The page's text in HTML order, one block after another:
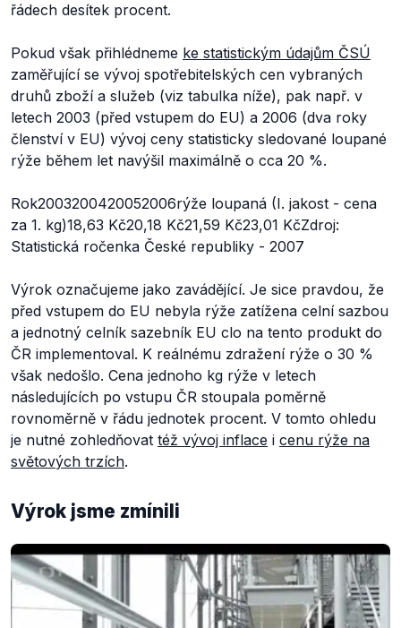
řádech desítek procent.
Pokud však přihlédneme ke statistickým údajům ČSÚ
zaměřující se vývoj spotřebitelských cen vybraných
druhů zboží a služeb (viz tabulka níže), pak např. v
letech 2003 (před vstupem do EU) a 2006 (dva roky
členství v EU) vývoj ceny statisticky sledované loupané
rýže během let navýšil maximálně o cca 20 %.
Rok2003200420052006rýže loupaná (I. jakost - cena
za 1. kg)18,63 Kč20,18 Kč21,59 Kč23,01 KčZdroj:
Statistická ročenka České republiky - 2007
Výrok označujeme jako zavádějící. Je sice pravdou, že
před vstupem do EU nebyla rýže zatížena celní sazbou
a jednotný celník sazebník EU clo na tento produkt do
ČR implementoval. K reálnému zdražení rýže o 30 %
však nedošlo. Cena jednoho kg rýže v letech
následujících po vstupu ČR stoupala poměrně
rovnoměrně v řádu jednotek procent. V tomto ohledu
je nutné zohledňovat též vývoj inflace i cenu rýže na
světových trzích.
Výrok jsme zmínili